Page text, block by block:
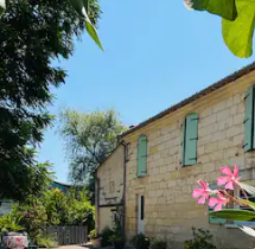
sur la base de 223